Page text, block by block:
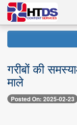
गरीबों की
माले
Posted On: 2025-02-23